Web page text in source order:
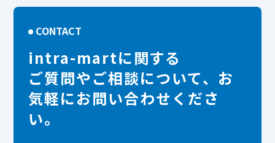
CONTACT
intra-martに関する
ご質問やご相談について、お
気軽にお問い合わせくださ
い。